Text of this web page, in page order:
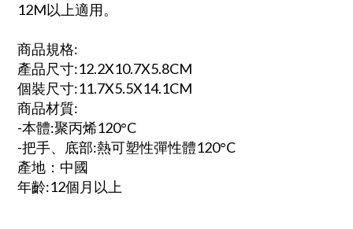
12M以上適用。
商品規格:
產品尺寸:12.2X10.7X5.8CM
個裝尺寸:11.7X5.5X14.1CM
商品材質:
-本體:聚丙烯120°C
-把手、底部:熱可塑性彈性體120°C
產地：中國
年齡:12個月以上